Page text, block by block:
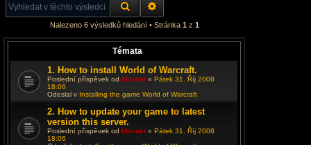
t
HLEDAT
Nalezeno 6 výsledků hledání • Stránka 1 z 1
Témata
1. How to install World of Warcraft.
Poslední příspěvek od Mic-net « Pátek 31. Říj 2008
18:06
Odeslal v Installing the game World of Warcraft
2. How to update your game to latest
version this server.
Poslední příspěvek od Mic-net « Pátek 31. Říj 2008
18:06